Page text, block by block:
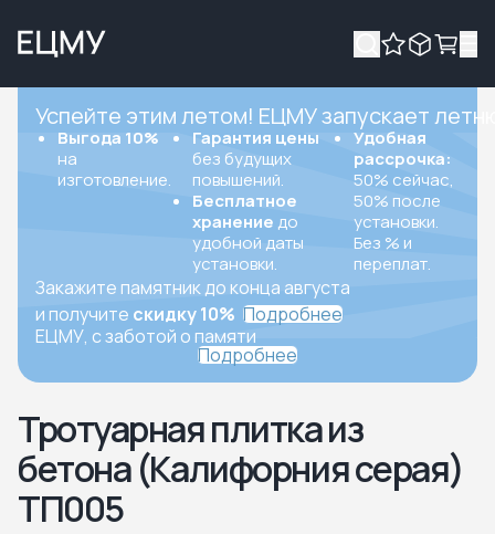
Успейте этим летом! ЕЦМУ запускает
Выгода 10%
на
изготовление.
Гарантия цены
без будущих
повышений.
Бесплатное
хранение до
удобной даты
установки.
Удобная
рассрочка:
50% сейчас,
50% после
установки.
Без % и
переплат.
Закажите памятник до конца августа
и получите скидку 10% Подробнее
ЕЦМУ, с заботой о памяти
Подробнее
Тротуарная плитка из
бетона (Калифорния серая)
ТП005